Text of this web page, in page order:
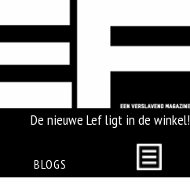
De nieuwe Lef ligt in de winkel!
BLOGS